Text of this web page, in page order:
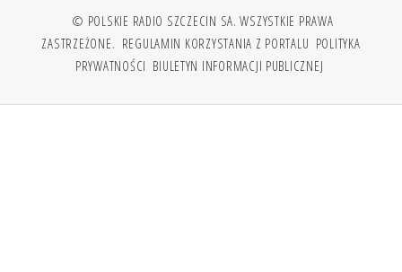
© POLSKIE RADIO SZCZECIN SA. WSZYSTKIE PRAWA
ZASTRZEŻONE. REGULAMIN KORZYSTANIA Z PORTALU POLITYKA
PRYWATNOŚCI BIULETYN INFORMACJI PUBLICZNEJ